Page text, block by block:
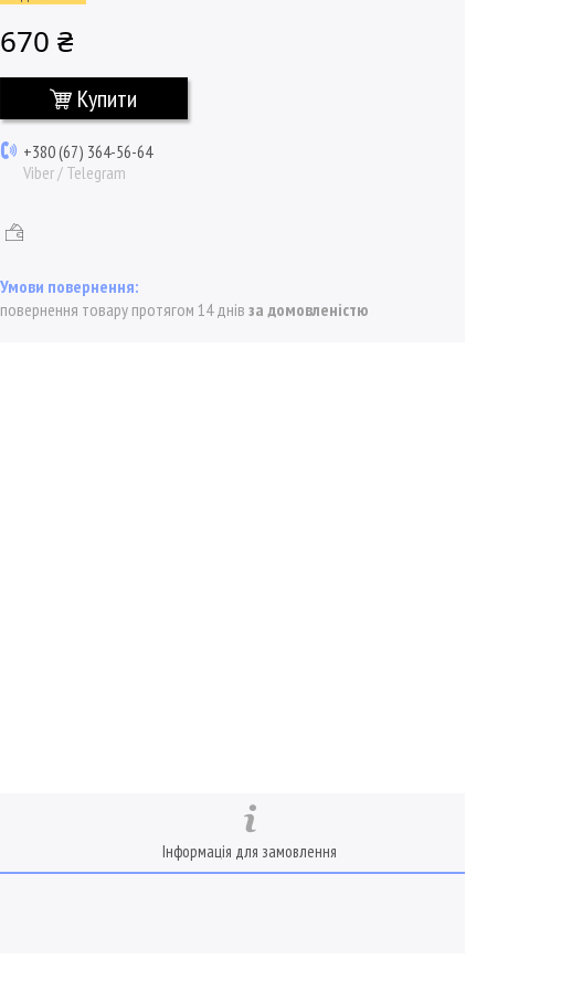
670 ₴
Купити
+380 (67) 364-56-64
Viber / Telegram
повернення товару протягом 14 днів за домовленістю
Інформація для замовлення